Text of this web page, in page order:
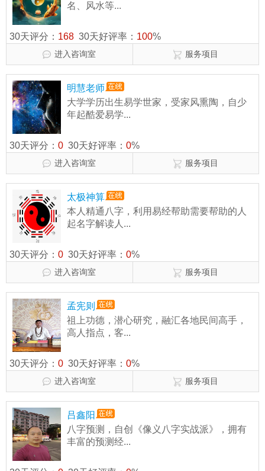
名、风水等...
30天评分： 168 30天好评率： 100%
进入咨询室 服务项目
明慧老师
大学学历出生易学世家，受家风熏陶，自少
年起酷爱易学...
30天评分： 0 30天好评率： 0%
进入咨询室 服务项目
太极神算
本人精通八字，利用易经帮助需要帮助的人
起名字解读人...
30天评分： 0 30天好评率： 0%
进入咨询室 服务项目
孟宪则
祖上功德，潜心研究，融汇各地民间高手，
高人指点，客...
30天评分： 0 30天好评率： 0%
进入咨询室 服务项目
吕鑫阳
八字预测，自创《像义八字实战派》，拥有
丰富的预测经...